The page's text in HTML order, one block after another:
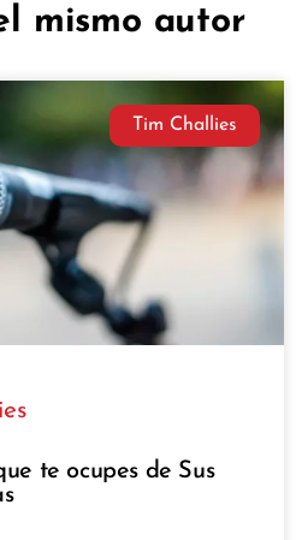
mismo autor
Tim Challies
te ocupes de Sus